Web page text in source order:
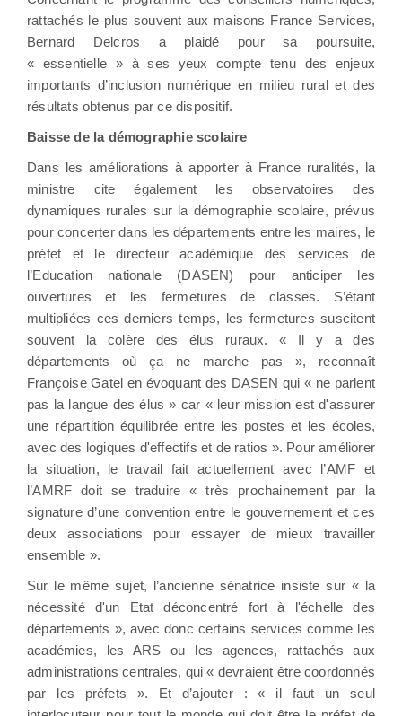
rattachés le plus souvent aux maisons France Services,
Bernard Delcros a plaidé pour sa poursuite,
« essentielle » à ses yeux compte tenu des enjeux
importants d’inclusion numérique en milieu rural et des
résultats obtenus par ce dispositif.
Baisse de la démographie scolaire
Dans les améliorations à apporter à France ruralités, la
ministre cite également les observatoires des
dynamiques rurales sur la démographie scolaire, prévus
pour concerter dans les départements entre les maires, le
préfet et le directeur académique des services de
l’Education nationale (DASEN) pour anticiper les
ouvertures et les fermetures de classes. S’étant
multipliées ces derniers temps, les fermetures suscitent
souvent la colère des élus ruraux. « Il y a des
départements où ça ne marche pas », reconnaît
Françoise Gatel en évoquant des DASEN qui « ne parlent
pas la langue des élus » car « leur mission est d'assurer
une répartition équilibrée entre les postes et les écoles,
avec des logiques d'effectifs et de ratios ». Pour améliorer
la situation, le travail fait actuellement avec l’AMF et
l’AMRF doit se traduire « très prochainement par la
signature d’une convention entre le gouvernement et ces
deux associations pour essayer de mieux travailler
ensemble ».
Sur le même sujet, l’ancienne sénatrice insiste sur « la
nécessité d'un Etat déconcentré fort à l'échelle des
départements », avec donc certains services comme les
académies, les ARS ou les agences, rattachés aux
administrations centrales, qui « devraient être coordonnés
par les préfets ». Et d’ajouter : « il faut un seul